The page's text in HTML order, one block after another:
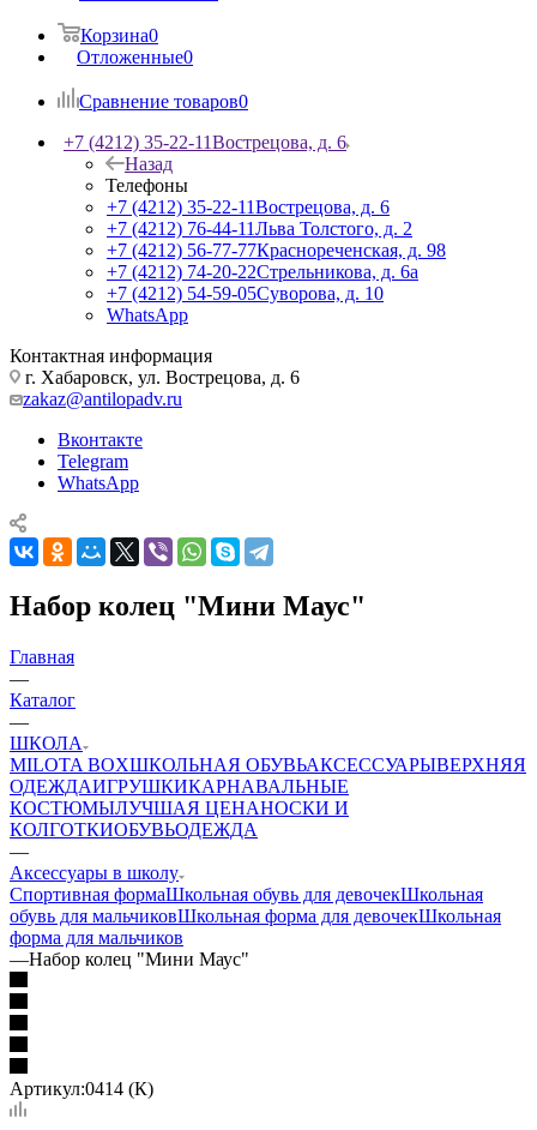
Корзина0
Отложенные0
Сравнение товаров0
+7 (4212) 35-22-11Вострецова, д. 6
Назад
Телефоны
+7 (4212) 35-22-11Вострецова, д. 6
+7 (4212) 76-44-11Льва Толстого, д. 2
+7 (4212) 56-77-77Краснореченская, д. 98
+7 (4212) 74-20-22Стрельникова, д. 6а
+7 (4212) 54-59-05Суворова, д. 10
WhatsApp
Контактная информация
г. Хабаровск, ул. Вострецова, д. 6
zakaz@antilopadv.ru
Вконтакте
Telegram
WhatsApp
Набор колец "Мини Маус"
Главная
—
Каталог
—
ШКОЛА
MILOTA BOXШКОЛЬНАЯ ОБУВЬАКСЕССУАРЫВЕРХНЯЯ
ОДЕЖДАИГРУШКИКАРНАВАЛЬНЫЕ
КОСТЮМЫЛУЧШАЯ ЦЕНАНОСКИ И
КОЛГОТКИОБУВЬОДЕЖДА
—
Аксессуары в школу
Спортивная формаШкольная обувь для девочекШкольная
обувь для мальчиковШкольная форма для девочекШкольная
форма для мальчиков
—Набор колец "Мини Маус"
Артикул:0414 (К)